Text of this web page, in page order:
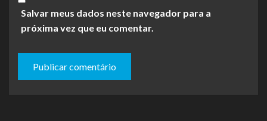
Salvar meus dados neste navegador para a
próxima vez que eu comentar.